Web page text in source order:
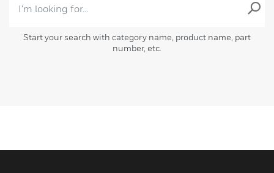
Start your search with category name, product name, part
number, etc.